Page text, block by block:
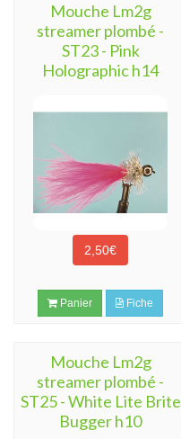
Mouche Lm2g
streamer plombé -
ST23 - Pink
Holographic h14
2,50€
Panier Fiche
Mouche Lm2g
streamer plombé -
ST25 - White Lite Brite
Bugger h10